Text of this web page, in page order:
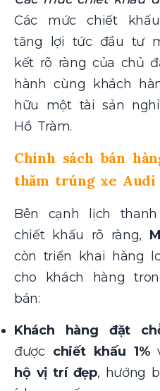
Các mức chiết
tăng lợi tức đầu tư
kết rõ ràng của chủ
hành cùng khách
hữu một tài sản
Hồ Tràm.
Chính sách bán
thăm trúng xe Audi
Bên cạnh lịch
chiết khấu rõ ràng,
còn triển khai hàng
cho khách hàng
bán:
Khách hàng đặt
được chiết khấu 1%
hộ vị trí đẹp, hướng